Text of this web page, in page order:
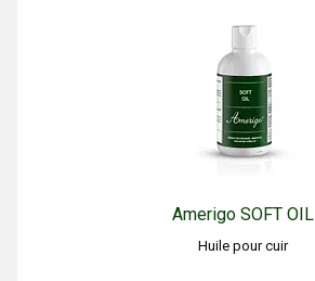
Amerigo SOFT OIL
Huile pour cuir